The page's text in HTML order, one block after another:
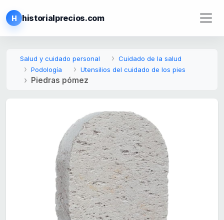
H historialprecios.com
Salud y cuidado personal
Cuidado de la salud
Podología
Utensilios del cuidado de los pies
Piedras pómez